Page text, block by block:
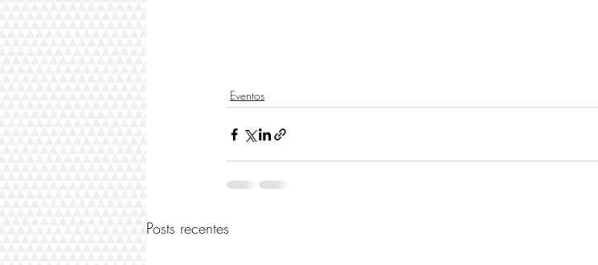
Eventos
Posts recentes